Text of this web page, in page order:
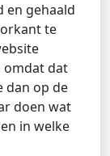
en gehaald
te
omdat dat
dan op de
doen wat
in welke